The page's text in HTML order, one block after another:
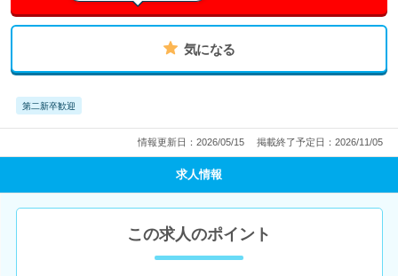
気になる
第二新卒歓迎
情報更新日：2026/05/15 掲載終了予定日：2026/11/05
求人情報
この求人のポイント